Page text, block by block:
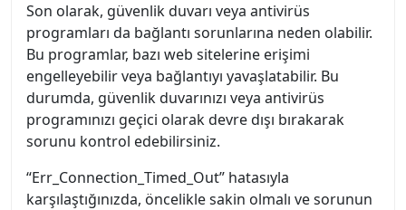
Son olarak, güvenlik duvarı veya antivirüs
programları da bağlantı sorunlarına neden olabilir.
Bu programlar, bazı web sitelerine erişimi
engelleyebilir veya bağlantıyı yavaşlatabilir. Bu
durumda, güvenlik duvarınızı veya antivirüs
programınızı geçici olarak devre dışı bırakarak
sorunu kontrol edebilirsiniz.
“Err_Connection_Timed_Out” hatasıyla
karşılaştığınızda, öncelikle sakin olmalı ve sorunun